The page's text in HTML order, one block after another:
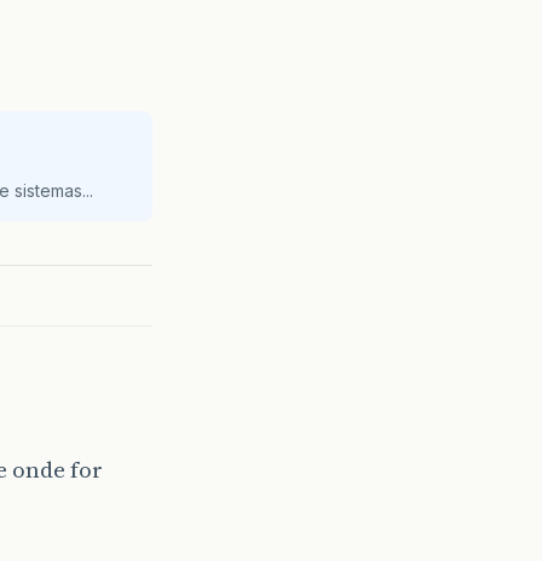
sistemas...
onde for